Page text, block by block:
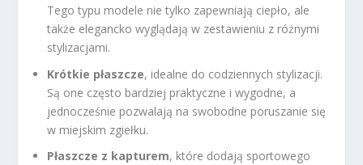
Tego typu modele nie tylko zapewniają ciepło, ale
także elegancko wyglądają w zestawieniu z różnymi
stylizacjami.
Krótkie płaszcze, idealne do codziennych stylizacji.
Są one często bardziej praktyczne i wygodne, a
jednocześnie pozwalają na swobodne poruszanie się
w miejskim zgiełku.
Płaszcze z kapturem, które dodają sportowego